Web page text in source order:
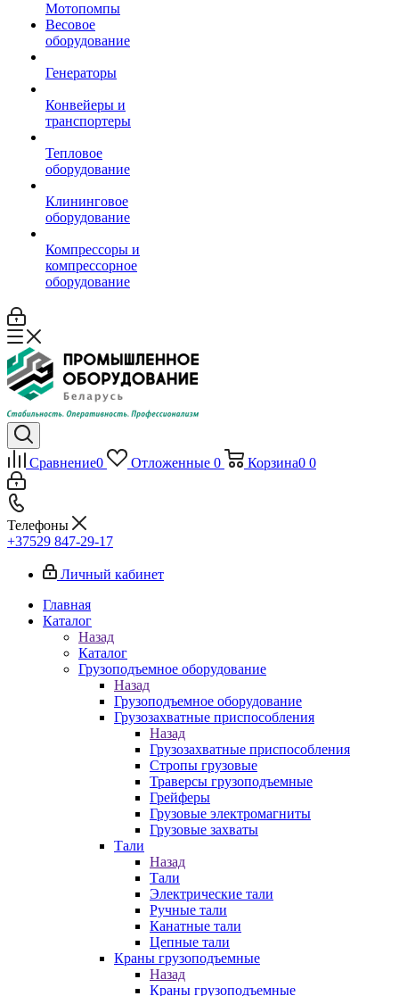
Мотопомпы
Весовое
оборудование
Генераторы
Конвейеры и
транспортеры
Тепловое
оборудование
Клининговое
оборудование
Компрессоры и
компрессорное
оборудование
Сравнение0 Отложенные 0 Корзина0 0
Телефоны
+37529 847-29-17‬
Личный кабинет
Главная
Каталог
Назад
Каталог
Грузоподъемное оборудование
Назад
Грузоподъемное оборудование
Грузозахватные приспособления
Назад
Грузозахватные приспособления
Стропы грузовые
Траверсы грузоподъемные
Грейферы
Грузовые электромагниты
Грузовые захваты
Тали
Назад
Тали
Электрические тали
Ручные тали
Канатные тали
Цепные тали
Краны грузоподъемные
Назад
Краны грузоподъемные